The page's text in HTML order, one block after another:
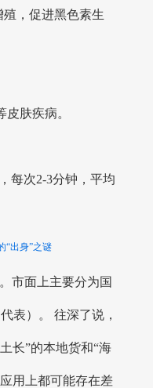
殖，促进黑色素生
肤疾病。
每次2-3分钟，平均
“出身”之谜
市面上主要分为国
表）。 往深了说，
长”的本地货和“海
用上都可能存在差